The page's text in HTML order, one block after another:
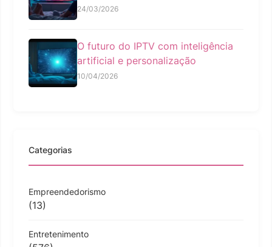
24/03/2026
O futuro do IPTV com inteligência
artificial e personalização
10/04/2026
Categorias
Empreendedorismo
(13)
Entretenimento